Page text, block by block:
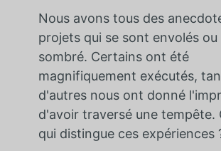
Nous avons tous des
projets qui se sont envolés
sombré. Certains ont été
magnifiquement exécutés,
d'autres nous ont donné
d'avoir traversé une tempête.
qui distingue ces expériences